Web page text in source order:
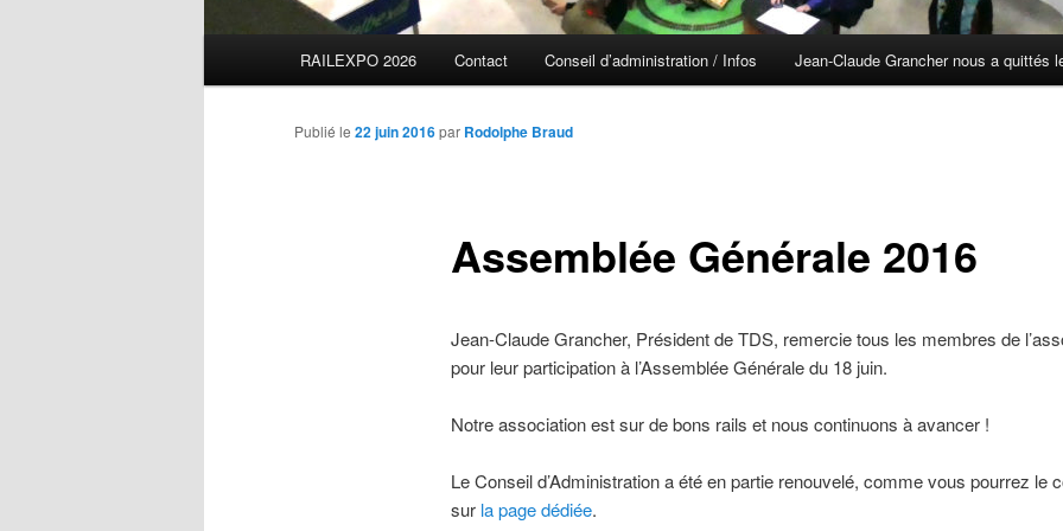
RAILEXPO 2026 Contact Conseil d’administration / Infos Jean-Claude Grancher nous a quittés
Assemblée Générale 2016
Publié le 22 juin 2016par Rodolphe Braud
Jean-Claude Grancher, Président de TDS, remercie tous les membres de
pour leur participation à l’Assemblée Générale du 18 juin.
Notre association est sur de bons rails et nous continuons à avancer !
Le Conseil d’Administration a été en partie renouvelé, comme vous pourrez le
sur la page dédiée.